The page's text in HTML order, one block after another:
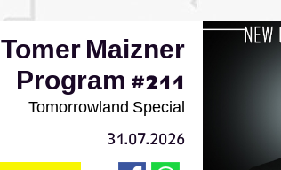
Tomer Maizner
Program #211
Tomorrowland Special
31.07.2026